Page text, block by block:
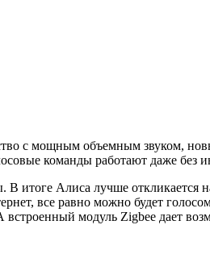
с мощным объемным звуком,
команды работают даже без
итоге Алиса лучше откликается
все равно можно будет
модуль Zigbee дает